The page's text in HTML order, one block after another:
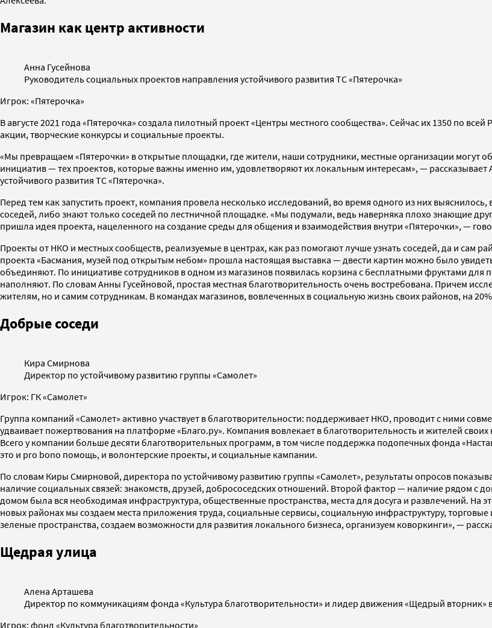
Магазин как центр активности
Анна Гусейнова
Руководитель социальных проектов направления устойчивого развития ТС «Пятерочка»
Игрок: «Пятерочка»
В августе 2021 года «Пятерочка» создала пилотный проект «Центры местного сообщества». Сейчас их 1350 по
акции, творческие конкурсы и социальные проекты.
«Мы превращаем «Пятерочки» в открытые площадки, где жители, наши сотрудники, местные организации могут
инициатив — тех проектов, которые важны именно им, удовлетворяют их локальным интересам», —
устойчивого развития ТС «Пятерочка».
Перед тем как запустить проект, компания провела несколько исследований, во время одного из них
соседей, либо знают только соседей по лестничной площадке. «Мы подумали, ведь наверняка плохо знающие
пришла идея проекта, нацеленного на создание среды для общения и взаимодействия внутри «Пятерочки», —
Проекты от НКО и местных сообществ, реализуемые в центрах, как раз помогают лучше узнать соседей, да и сам
проекта «Басмания, музей под открытым небом» прошла настоящая выставка — двести картин можно было
объединяют. По инициативе сотрудников в одном из магазинов появилась корзина с бесплатными фруктами для
наполняют. По словам Анны Гусейновой, простая местная благотворительность очень востребована. Причем
жителям, но и самим сотрудникам. В командах магазинов, вовлеченных в социальную жизнь своих районов, на
Добрые соседи
Кира Смирнова
Директор по устойчивому развитию группы «Самолет»
Игрок: ГК «Самолет»
Группа компаний «Самолет» активно участвует в благотворительности: поддерживает НКО, проводит с ними
удваивает пожертвования на платформе «Благо.ру». Компания вовлекает в благотворительность и жителей
Всего у компании больше десяти благотворительных программ, в том числе поддержка подопечных фонда
это и pro bono помощь, и волонтерские проекты, и социальные кампании.
По словам Киры Смирновой, директора по устойчивому развитию группы «Самолет», результаты опросов
наличие социальных связей: знакомств, друзей, добрососедских отношений. Второй фактор — наличие рядом с
домом была вся необходимая инфраструктура, общественные пространства, места для досуга и развлечений. На
новых районах мы создаем места приложения труда, социальные сервисы, социальную инфраструктуру,
зеленые пространства, создаем возможности для развития локального бизнеса, организуем коворкинги», —
Щедрая улица
Алена Арташева
Директор по коммуникациям фонда «Культура благотворительности» и лидер движения «Щедрый вторник»
Игрок: фонд «Культура благотворительности»